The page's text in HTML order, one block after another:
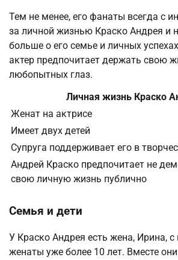
Тем не менее, его фанаты всегда с
за личной жизнью Краско Андрея и
больше о его семье и личных
актер предпочитает держать свою
любопытных глаз.
Личная жизнь Краско
Женат на актрисе
Имеет двух детей
Супруга поддерживает его в
Андрей Краско предпочитает не
свою личную жизнь публично
Семья и дети
У Краско Андрея есть жена, Ирина, с
женаты уже более 10 лет. Вместе